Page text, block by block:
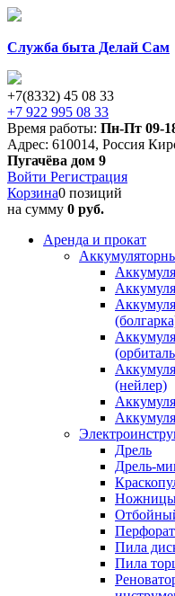
Служба быта Делай Сам
+7(8332) 45 08 33
+7 922 995 08 33
Время работы: Пн-Пт 09-
Адрес: 610014, Россия
Пугачёва дом 9
Войти Регистрация
Корзина0 позиций
на сумму 0 руб.
Аренда и прокат
(нейлер)
Дрель
Дрель-
Ножницы
Пила
Пила